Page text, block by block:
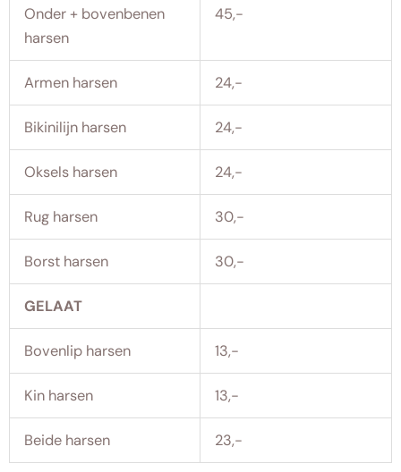
Onder + bovenbenen
harsen
45,-
Armen harsen 24,-
Bikinilijn harsen 24,-
Oksels harsen 24,-
Rug harsen 30,-
Borst harsen 30,-
GELAAT
Bovenlip harsen 13,-
Kin harsen 13,-
Beide harsen 23,-